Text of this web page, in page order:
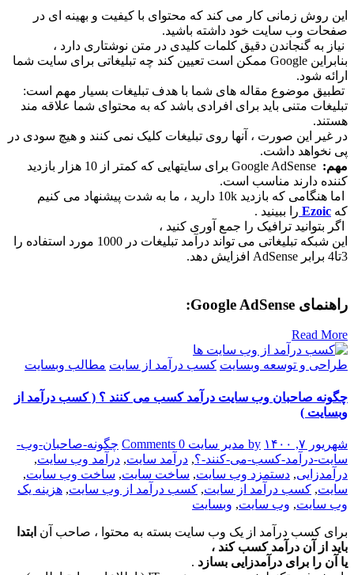
این روش زمانی کار می کند که محتوای با کیفیت و بهینه ای در
صفحات وب سایت خود داشته باشید.
نیاز به گنجاندن دقیق کلمات کلیدی در متن نوشتاری دارد ،
بنابراین Google ممکن است تعیین کند چه تبلیغاتی برای سایت شما
ارائه شود.
تطبیق موضوع مقاله های شما با هدف تبلیغات بسیار مهم است:
تبلیغات متنی باید برای افرادی باشد که به محتوای شما علاقه مند
هستند.
در غیر این صورت ، آنها روی تبلیغات کلیک نمی کنند و هیچ سودی در
پی نخواهد داشت.
مهم:
Google AdSense برای سایتهایی که کمتر از 10 هزار بازدید
کننده دارند مناسب است.
اما هنگامی که بازدید 10k دارید ، ما به شدت پیشنهاد می کنیم
که Ezoic را ببینید .
اگر بتوانید ترافیک را جمع آوری کنید ،
این شبکه تبلیغاتی می تواند درآمد تبلیغات در 1000 مورد استفاده را
3تا4 برابر AdSense افزایش دهد.
راهنمای Google AdSense:
Read More
طراحی و توسعه وبسایت کسب درآمد از سایت مطالب وبسایت
چگونه صاحبان وب سایت درآمد کسب می کنند ؟ ( کسب درآمد از
وبسایت )
شهریور ۷, ۱۴۰۰ by مدیر سایت 0 Comments
چگونه-صاحبان-وب-
سایت-درآمد-کسب-می-کنند-؟, درآمد سایت, درآمد وب سایت,
درآمدزایی, دستمزد وب سایت, ساخت سایت, ساخت وب سایت,
سایت, کسب درآمد از سایت, کسب درآمد از وب سایت, هزینه یک
وب سایت, وب سایت, وبسایت
برای کسب درآمد از یک وب سایت بسته به محتوا ، صاحب آن ابتدا
باید از آن درآمد کسب کند ،
یا آن را برای درآمدزایی بسازد .